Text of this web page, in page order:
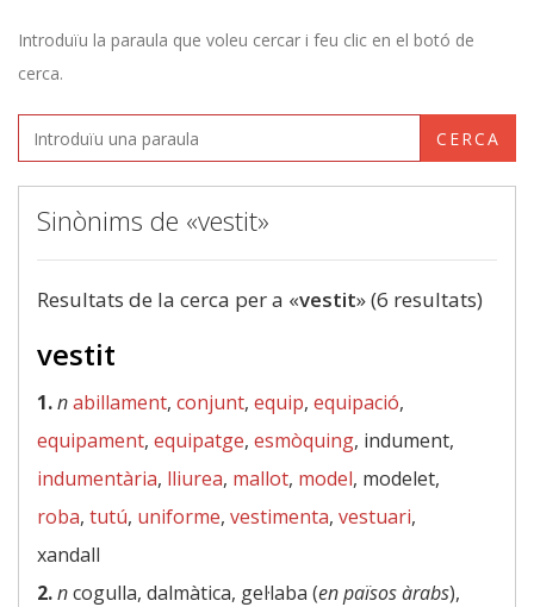
Introduïu la paraula que voleu cercar i feu clic en el botó de
cerca.
CERCA
Sinònims de «vestit»
Resultats de la cerca per a «vestit» (6 resultats)
vestit
1.nabillament, conjunt, equip, equipació,
equipament, equipatge, esmòquing, indument,
indumentària, lliurea, mallot, model, modelet,
roba, tutú, uniforme, vestimenta, vestuari,
xandall
2.ncogulla, dalmàtica, gel·laba (en països àrabs),